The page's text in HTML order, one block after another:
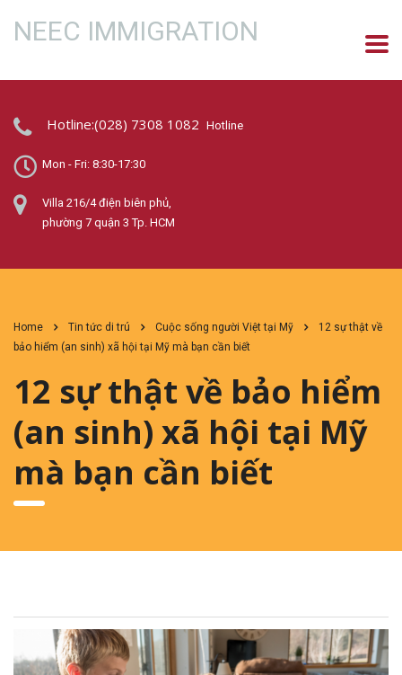
NEEC IMMIGRATION
Hotline:(028) 7308 1082 Hotline
Mon - Fri: 8:30-17:30
Villa 216/4 điện biên phủ,
phường 7 quận 3 Tp. HCM
Home Tin tức di trú Cuộc sống người Việt tại Mỹ
12 sự thật về
bảo hiểm (an sinh) xã hội tại Mỹ mà bạn cần biết
12 sự thật về bảo hiểm
(an sinh) xã hội tại Mỹ
mà bạn cần biết